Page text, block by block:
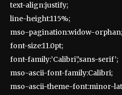
text-align:justify;
line-height:115%;
mso-pagination:widow-orphan;
font-size:11.0pt;
font-family:’Calibri’,’sans-serif’;
mso-ascii-font-family:Calibri;
mso-ascii-theme-font:minor-